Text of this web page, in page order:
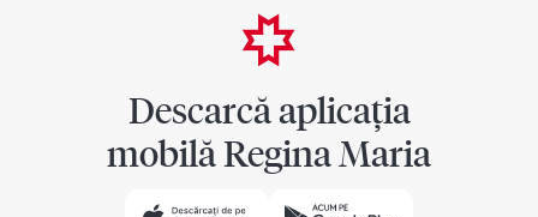
Descarcă aplicația
mobilă Regina Maria